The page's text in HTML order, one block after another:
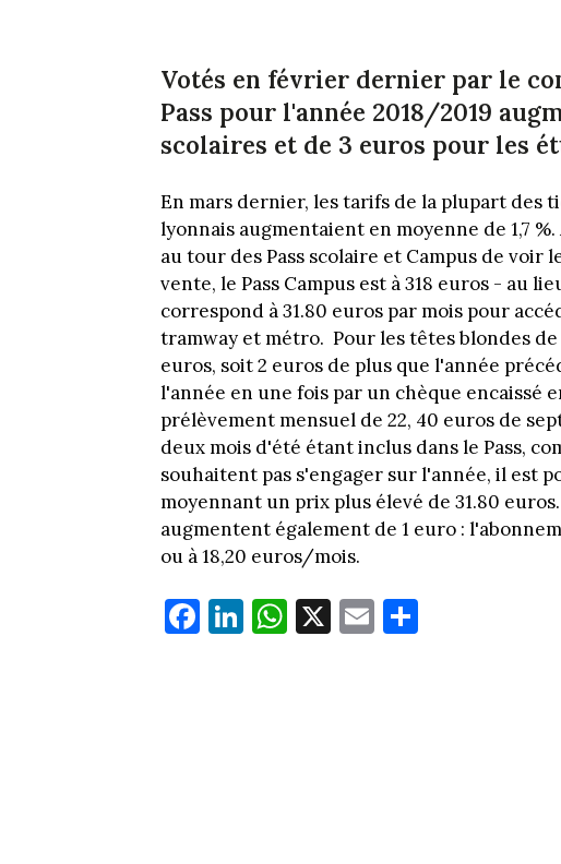
Votés en février dernier par le
Pass pour l'année 2018/2019
scolaires et de 3 euros pour les
En mars dernier, les tarifs de la plupart des
lyonnais augmentaient en moyenne de 1,7
au tour des Pass scolaire et Campus de voir
vente, le Pass Campus est à 318 euros - au
correspond à 31.80 euros par mois pour
tramway et métro. Pour les têtes blondes de
euros, soit 2 euros de plus que l'année
l'année en une fois par un chèque encaissé
prélèvement mensuel de 22, 40 euros de
deux mois d'été étant inclus dans le Pass,
souhaitent pas s'engager sur l'année, il est
moyennant un prix plus élevé de 31.80
augmentent également de 1 euro :
ou à 18,20 euros/mois.
Fa
ce
Li
nk
W
ha
X E
m